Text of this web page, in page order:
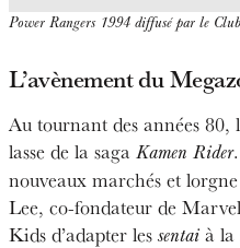
Power Rangers 1994 diffusé par le
L’avènement du
Au tournant des années 80,
lasse de la saga Kamen Rider
nouveaux marchés et
Lee, co-fondateur de
Kids d’adapter les sentai à la